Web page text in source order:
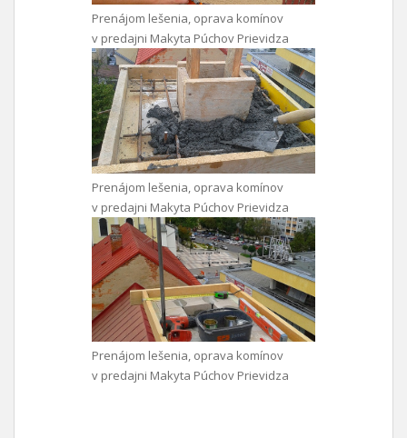
Prenájom lešenia, oprava komínov
v predajni Makyta Púchov Prievidza
Prenájom lešenia, oprava komínov
v predajni Makyta Púchov Prievidza
Prenájom lešenia, oprava komínov
v predajni Makyta Púchov Prievidza